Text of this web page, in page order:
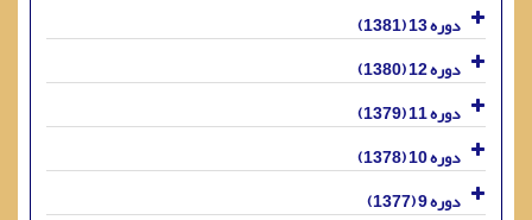
دوره 13 (1381)
دوره 12 (1380)
دوره 11 (1379)
دوره 10 (1378)
دوره 9 (1377)